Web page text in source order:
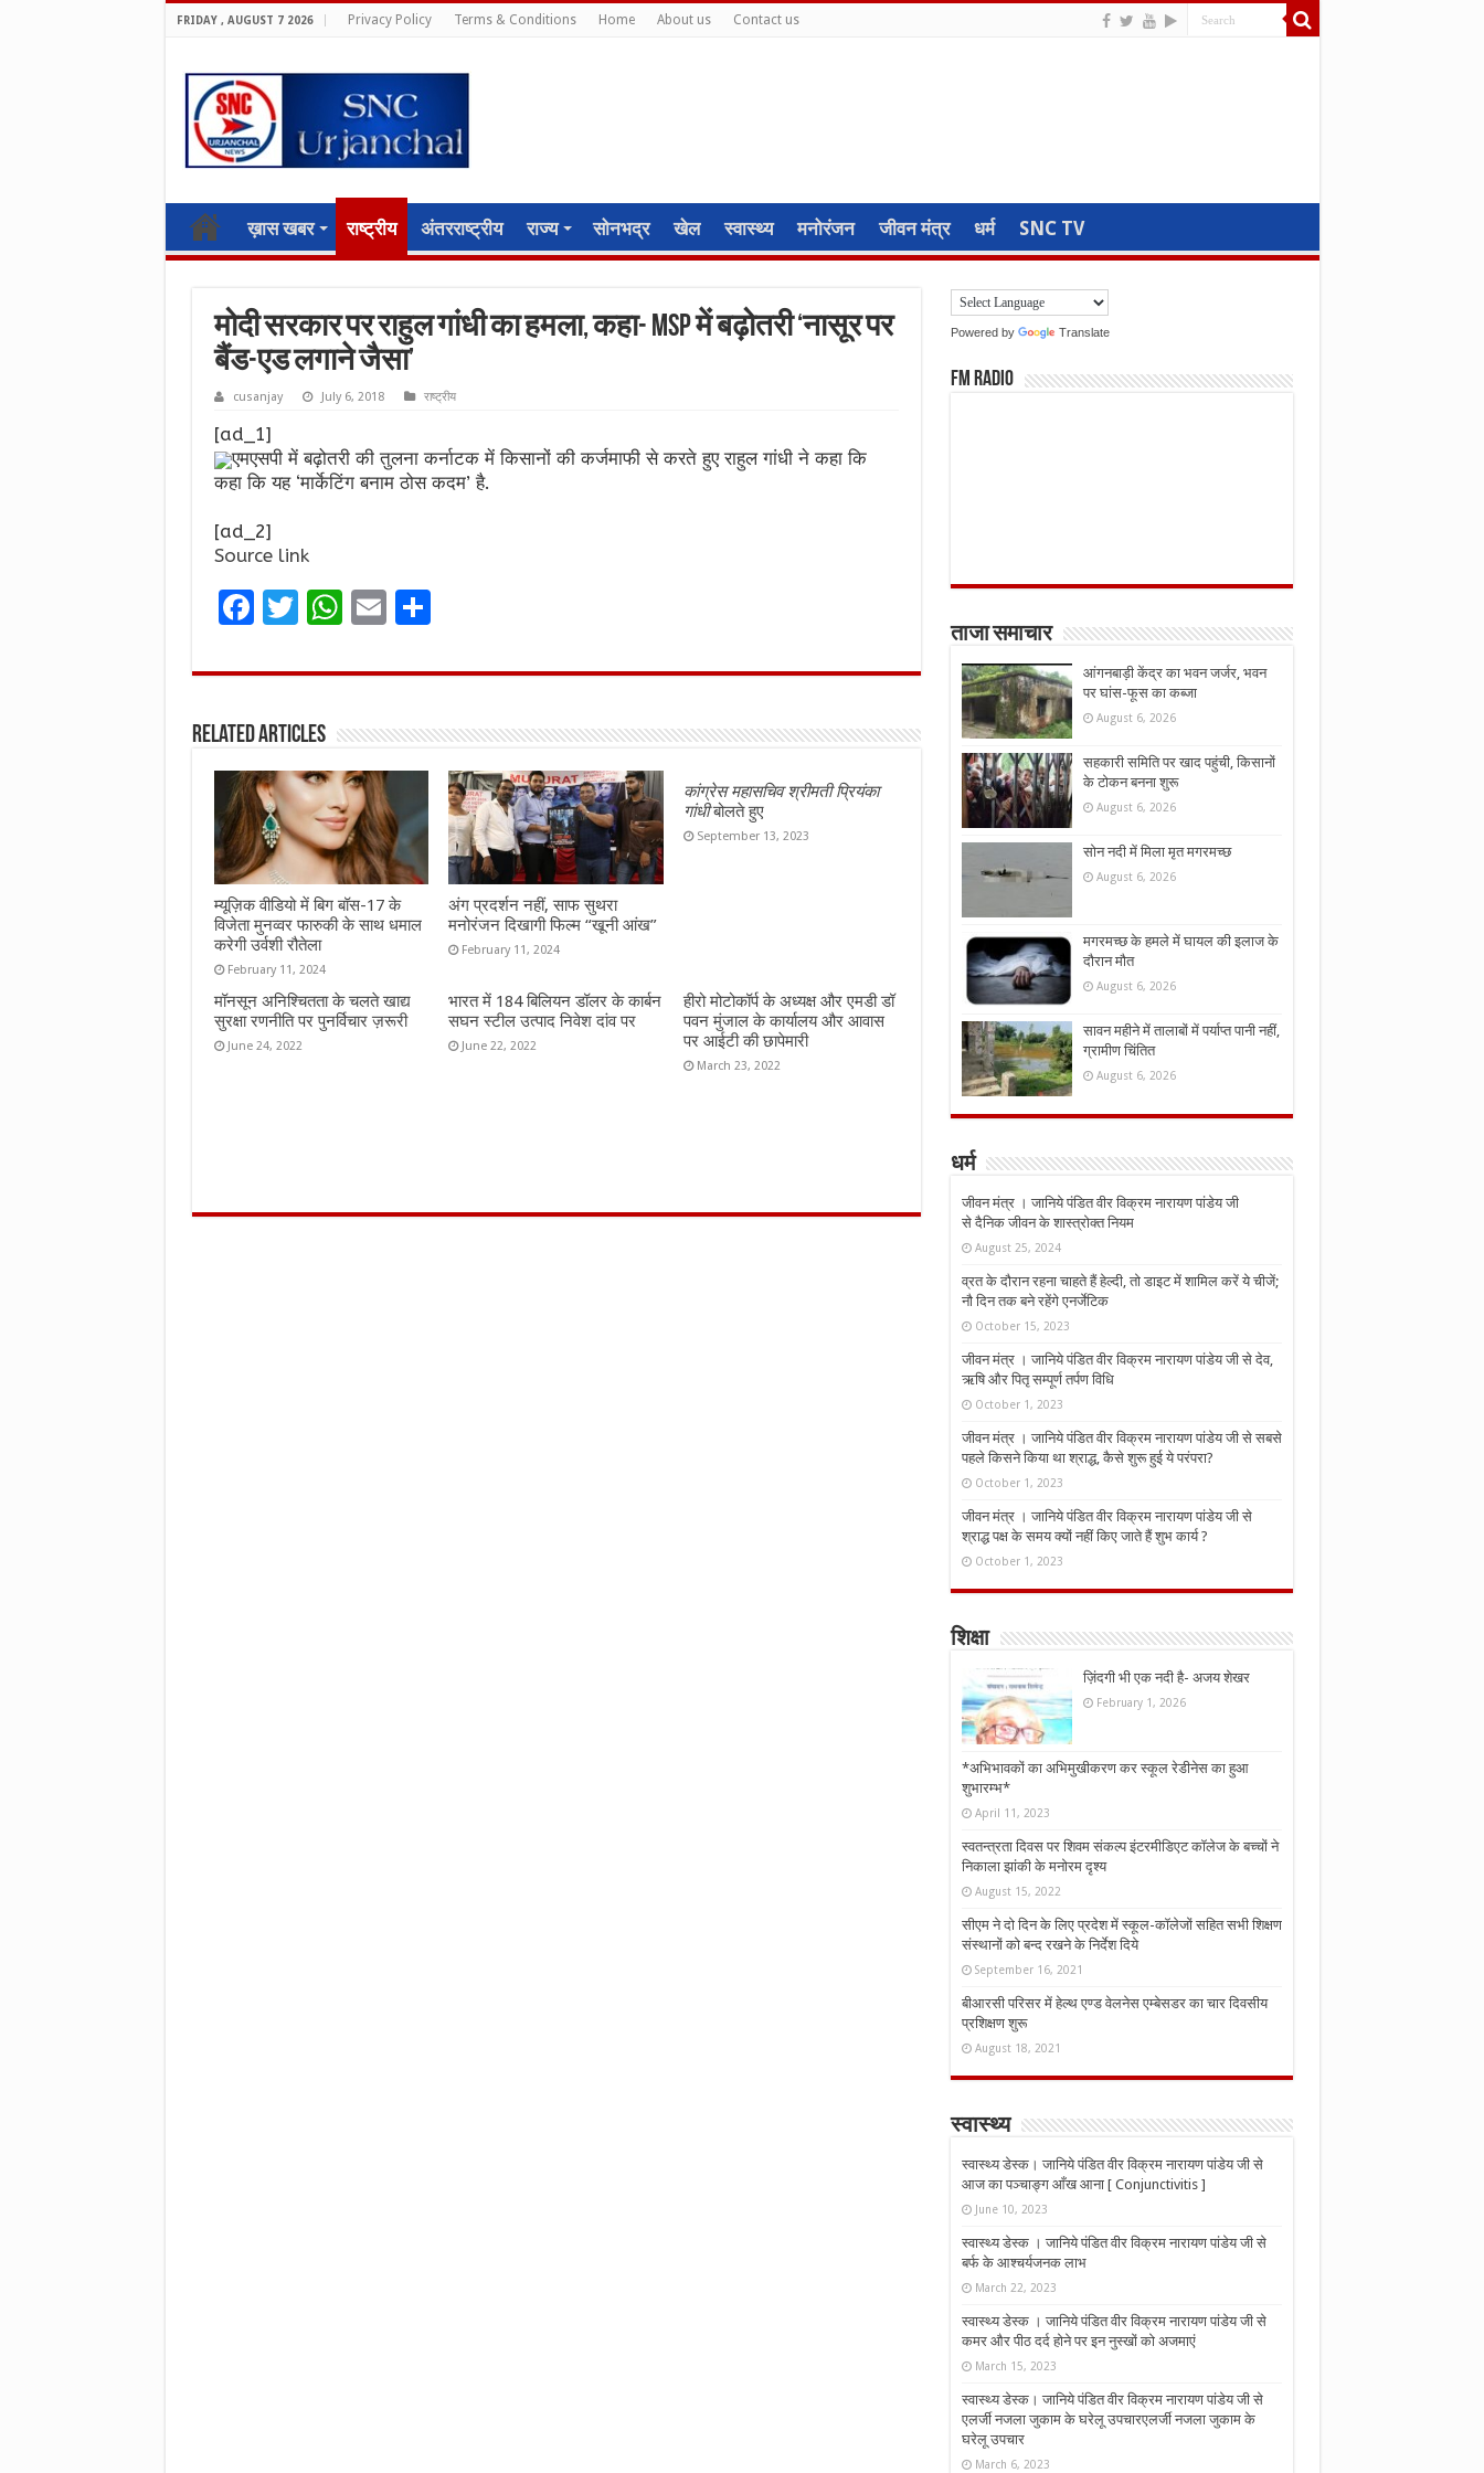
FRIDAY , AUGUST 7 2026 Privacy Policy Terms & Conditions Home About us Contact us
ख़ास खबर राष्ट्रीय अंतरराष्ट्रीय राज्य सोनभद्र खेल स्वास्थ्य मनोरंजन जीवन मंत्र धर्म SNC TV
मोदी सरकार पर राहुल गांधी का हमला, कहा- MSP में बढ़ोतरी ‘नासूर पर
बैंड-एड लगाने जैसा’
cusanjay July 6, 2018 राष्ट्रीय
[ad_1]
एमएसपी में बढ़ोतरी की तुलना कर्नाटक में किसानों की कर्जमाफी से करते हुए राहुल गांधी ने कहा कि
कहा कि यह ‘मार्केटिंग बनाम ठोस कदम’ है.
[ad_2]
Source link
F
ce
o
o
k
T
it
r
W
at
A
p
p
E
ai
S
ar
Related Articles
म्यूज़िक वीडियो में बिग बॉस-17 के
विजेता मुनव्वर फारुकी के साथ धमाल
करेगी उर्वशी रौतेला
February 11, 2024
अंग प्रदर्शन नहीं, साफ सुथरा
मनोरंजन दिखागी फिल्म “खूनी आंख”
February 11, 2024
कांग्रेस महासचिव श्रीमती प्रियंका
गांधीबोलते हुए
September 13, 2023
मॉनसून अनिश्चितता के चलते खाद्य
सुरक्षा रणनीति पर पुनर्विचार ज़रूरी
June 24, 2022
भारत में 184 बिलियन डॉलर के कार्बन
सघन स्टील उत्पाद निवेश दांव पर
June 22, 2022
हीरो मोटोकॉर्प के अध्यक्ष और एमडी डॉ
पवन मुंजाल के कार्यालय और आवास
पर आईटी की छापेमारी
March 23, 2022
Powered by Translate
FM Radio
ताजा समाचार
आंगनबाड़ी केंद्र का भवन जर्जर, भवन
पर घांस-फूस का कब्जा
August 6, 2026
सहकारी समिति पर खाद पहुंची, किसानों
के टोकन बनना शुरू
August 6, 2026
सोन नदी में मिला मृत मगरमच्छ
August 6, 2026
मगरमच्छ के हमले में घायल की इलाज के
दौरान मौत
August 6, 2026
सावन महीने में तालाबों में पर्याप्त पानी नहीं,
ग्रामीण चिंतित
August 6, 2026
धर्म
जीवन मंत्र । जानिये पंडित वीर विक्रम नारायण पांडेय जी
से दैनिक जीवन के शास्त्रोक्त नियम
August 25, 2024
व्रत के दौरान रहना चाहते हैं हेल्दी, तो डाइट में शामिल करें ये चीजें;
नौ दिन तक बने रहेंगे एनर्जेटिक
October 15, 2023
जीवन मंत्र । जानिये पंडित वीर विक्रम नारायण पांडेय जी से देव,
ऋषि और पितृ सम्पूर्ण तर्पण विधि
October 1, 2023
जीवन मंत्र । जानिये पंडित वीर विक्रम नारायण पांडेय जी से सबसे
पहले किसने किया था श्राद्ध, कैसे शुरू हुई ये परंपरा?
October 1, 2023
जीवन मंत्र । जानिये पंडित वीर विक्रम नारायण पांडेय जी से
श्राद्ध पक्ष के समय क्यों नहीं किए जाते हैं शुभ कार्य ?
October 1, 2023
शिक्षा
ज़िंदगी भी एक नदी है- अजय शेखर
February 1, 2026
*अभिभावकों का अभिमुखीकरण कर स्कूल रेडीनेस का हुआ
शुभारम्भ*
April 11, 2023
स्वतन्त्रता दिवस पर शिवम संकल्प इंटरमीडिएट कॉलेज के बच्चों ने
निकाला झांकी के मनोरम दृश्य
August 15, 2022
सीएम ने दो दिन के लिए प्रदेश में स्कूल-कॉलेजों सहित सभी शिक्षण
संस्थानों को बन्द रखने के निर्देश दिये
September 16, 2021
बीआरसी परिसर में हेल्थ एण्ड वेलनेस एम्बेसडर का चार दिवसीय
प्रशिक्षण शुरू
August 18, 2021
स्वास्थ्य
स्वास्थ्य डेस्क। जानिये पंडित वीर विक्रम नारायण पांडेय जी से
आज का पञ्चाङ्ग आँख आना [ Conjunctivitis ]
June 10, 2023
स्वास्थ्य डेस्क । जानिये पंडित वीर विक्रम नारायण पांडेय जी से
बर्फ के आश्चर्यजनक लाभ
March 22, 2023
स्वास्थ्य डेस्क । जानिये पंडित वीर विक्रम नारायण पांडेय जी से
कमर और पीठ दर्द होने पर इन नुस्‍खों को अजमाएं
March 15, 2023
स्वास्थ्य डेस्क। जानिये पंडित वीर विक्रम नारायण पांडेय जी से
एलर्जी नजला जुकाम के घरेलू उपचारएलर्जी नजला जुकाम के
घरेलू उपचार
March 6, 2023